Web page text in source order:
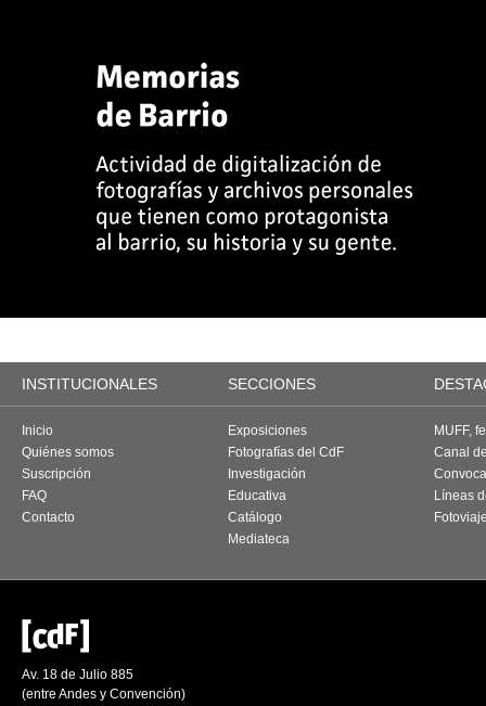
INSTITUCIONALES SECCIONES
Inicio
Quiénes somos
Suscripción
FAQ
Contacto
Exposiciones
Fotografías del CdF
Investigación
Educativa
Catálogo
Mediateca
MUFF,
Canal
Líneas
Av. 18 de Julio 885
(entre Andes y Convención)